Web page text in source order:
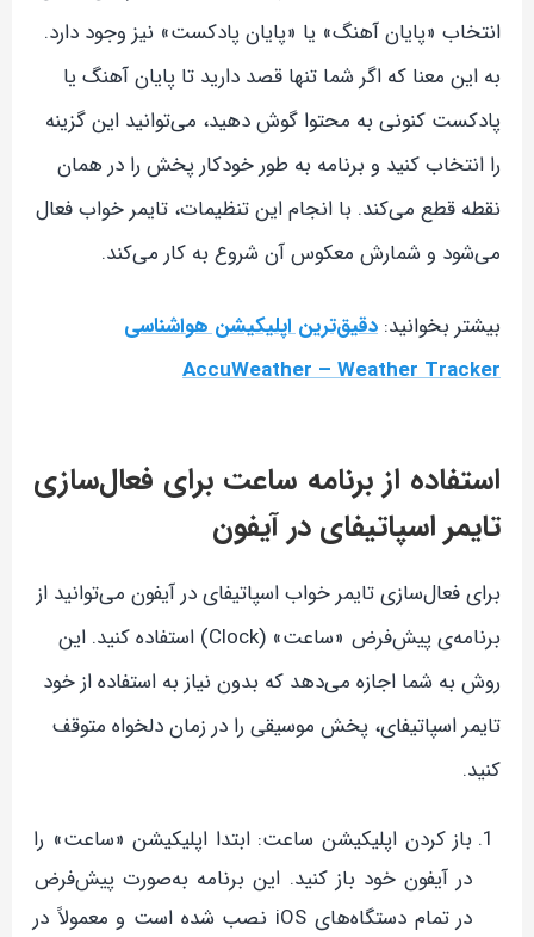
انتخاب «پایان آهنگ» یا «پایان پادکست» نیز وجود دارد.
به این معنا که اگر شما تنها قصد دارید تا پایان آهنگ یا
پادکست کنونی به محتوا گوش دهید، می‌توانید این گزینه
را انتخاب کنید و برنامه به طور خودکار پخش را در همان
نقطه قطع می‌کند. با انجام این تنظیمات، تایمر خواب فعال
می‌شود و شمارش معکوس آن شروع به کار می‌کند.
بیشتر بخوانید: دقیق‌ترین اپلیکیشن هواشناسی
AccuWeather – Weather Tracker
استفاده از برنامه ساعت برای فعال‌سازی
تایمر اسپاتیفای در آیفون
برای فعال‌سازی تایمر خواب اسپاتیفای در آیفون می‌توانید از
برنامه‌ی پیش‌فرض «ساعت» (Clock) استفاده کنید. این
روش به شما اجازه می‌دهد که بدون نیاز به استفاده از خود
تایمر اسپاتیفای، پخش موسیقی را در زمان دلخواه متوقف
کنید.
باز کردن اپلیکیشن ساعت: ابتدا اپلیکیشن «ساعت» را
در آیفون خود باز کنید. این برنامه به‌صورت پیش‌فرض
در تمام دستگاه‌های iOS نصب شده است و معمولاً در